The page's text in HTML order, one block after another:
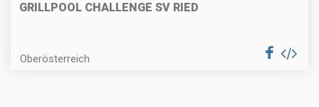
GRILLPOOL CHALLENGE SV RIED
Oberösterreich